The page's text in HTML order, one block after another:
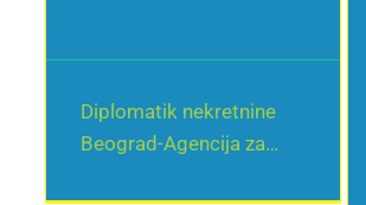
Diplomatik nekretnine
Beograd-Agencija za